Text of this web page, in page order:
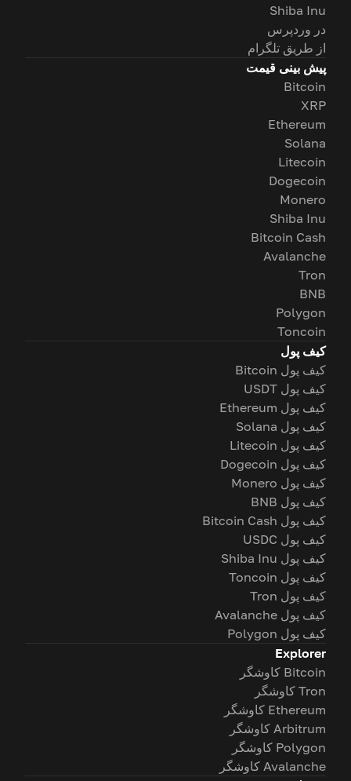
Shiba Inu
در وردپرس
از طریق تلگرام
پیش بینی قیمت
Bitcoin
XRP
Ethereum
Solana
Litecoin
Dogecoin
Monero
Shiba Inu
Bitcoin Cash
Avalanche
Tron
BNB
Polygon
Toncoin
کیف پول
کیف پول Bitcoin
کیف پول USDT
کیف پول Ethereum
کیف پول Solana
کیف پول Litecoin
کیف پول Dogecoin
کیف پول Monero
کیف پول BNB
کیف پول Bitcoin Cash
کیف پول USDC
کیف پول Shiba Inu
کیف پول Toncoin
کیف پول Tron
کیف پول Avalanche
کیف پول Polygon
Explorer
Bitcoin کاوشگر
Tron کاوشگر
Ethereum کاوشگر
Arbitrum کاوشگر
Polygon کاوشگر
Avalanche کاوشگر